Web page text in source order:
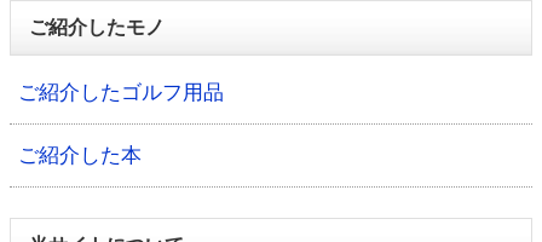
ご紹介したモノ
ご紹介したゴルフ用品
ご紹介した本